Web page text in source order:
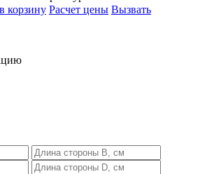
корзину Расчет цены Вызвать